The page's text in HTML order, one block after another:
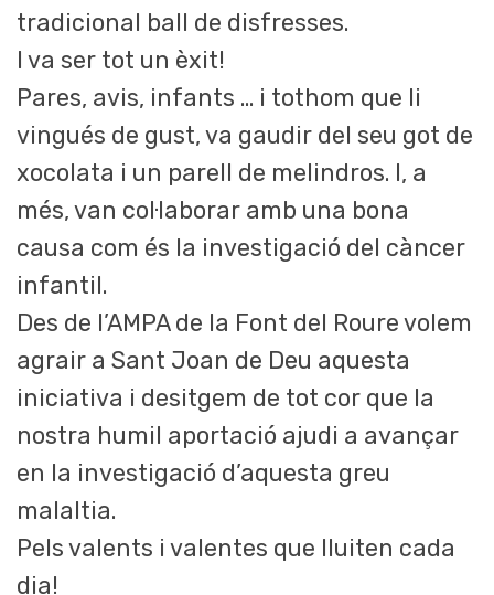
tradicional ball de disfresses.
I va ser tot un èxit!
Pares, avis, infants … i tothom que li
vingués de gust, va gaudir del seu got de
xocolata i un parell de melindros. I, a
més, van col·laborar amb una bona
causa com és la investigació del càncer
infantil.
Des de l’AMPA de la Font del Roure volem
agrair a Sant Joan de Deu aquesta
iniciativa i desitgem de tot cor que la
nostra humil aportació ajudi a avançar
en la investigació d’aquesta greu
malaltia.
Pels valents i valentes que lluiten cada
dia!